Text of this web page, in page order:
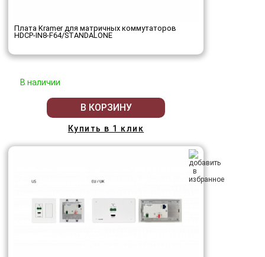
Плата Kramer для матричных коммутаторов
HDCP-IN8-F64/STANDALONE
В наличии
В КОРЗИНУ
Купить в 1 клик